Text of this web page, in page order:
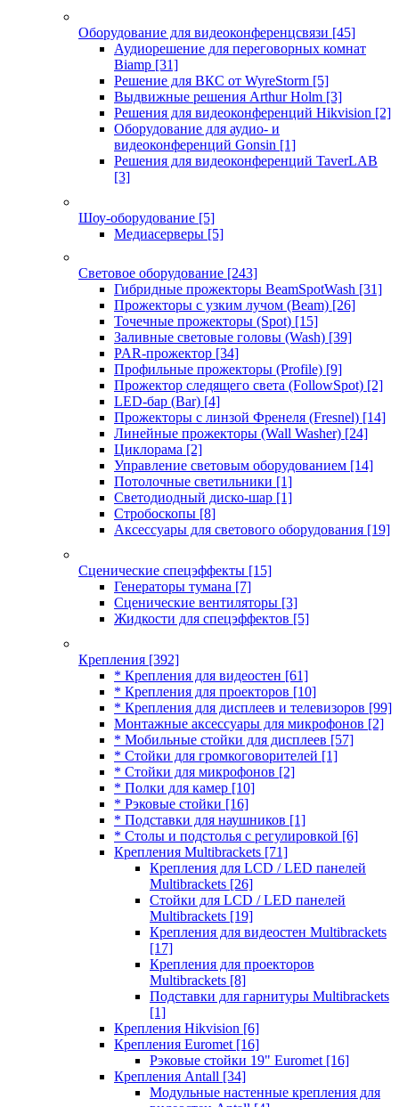
Оборудование для видеоконференцсвязи [45]
Аудиорешение для переговорных комнат
Biamp [31]
Решение для ВКС от WyreStorm [5]
Выдвижные решения Arthur Holm [3]
Решения для видеоконференций Hikvision [2]
Оборудование для аудио- и
видеоконференций Gonsin [1]
Решения для видеоконференций TaverLAB
[3]
Шоу-оборудование [5]
Медиасерверы [5]
Световое оборудование [243]
Гибридные прожекторы BeamSpotWash [31]
Прожекторы с узким лучом (Beam) [26]
Точечные прожекторы (Spot) [15]
Заливные световые головы (Wash) [39]
PAR-прожектор [34]
Профильные прожекторы (Profile) [9]
Прожектор следящего света (FollowSpot) [2]
LED-бар (Bar) [4]
Прожекторы с линзой Френеля (Fresnel) [14]
Линейные прожекторы (Wall Washer) [24]
Циклорама [2]
Управление световым оборудованием [14]
Потолочные светильники [1]
Светодиодный диско-шар [1]
Стробоскопы [8]
Аксессуары для светового оборудования [19]
Сценические спецэффекты [15]
Генераторы тумана [7]
Сценические вентиляторы [3]
Жидкости для спецэффектов [5]
Крепления [392]
* Крепления для видеостен [61]
* Крепления для проекторов [10]
* Крепления для дисплеев и телевизоров [99]
Монтажные аксессуары для микрофонов [2]
* Мобильные стойки для дисплеев [57]
* Стойки для громкоговорителей [1]
* Стойки для микрофонов [2]
* Полки для камер [10]
* Рэковые стойки [16]
* Подставки для наушников [1]
* Столы и подстолья с регулировкой [6]
Крепления Multibrackets [71]
Крепления для LCD / LED панелей
Multibrackets [26]
Стойки для LCD / LED панелей
Multibrackets [19]
Крепления для видеостен Multibrackets
[17]
Крепления для проекторов
Multibrackets [8]
Подставки для гарнитуры Multibrackets
[1]
Крепления Hikvision [6]
Крепления Euromet [16]
Рэковые стойки 19" Euromet [16]
Крепления Antall [34]
Модульные настенные крепления для